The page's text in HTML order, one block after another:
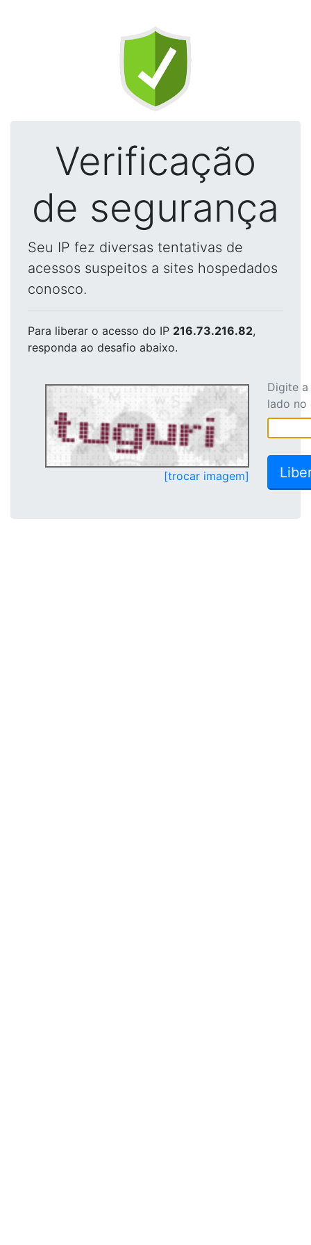
Verificação
de segurança
Seu IP fez diversas tentativas de
acessos suspeitos a sites hospedados
conosco.
Para liberar o acesso do IP 216.73.216.82,
responda ao desafio abaixo.
[trocar imagem]
Digite
lado no